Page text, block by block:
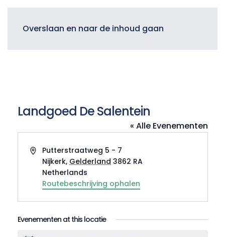
Overslaan en naar de inhoud gaan
Landgoed De Salentein
« Alle Evenementen
AdresPutterstraatweg 5 - 7
Nijkerk, Gelderland 3862 RA
Netherlands
Routebeschrijving ophalen
Evenementen at this locatie